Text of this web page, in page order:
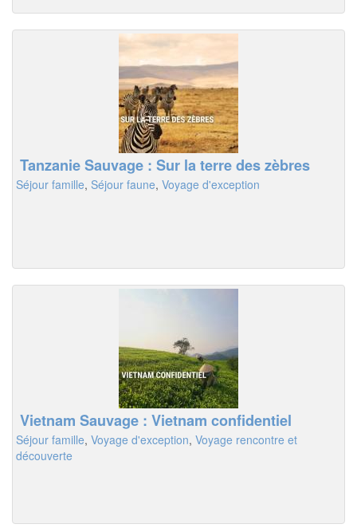
Tanzanie Sauvage : Sur la terre des zèbres
Séjour famille, Séjour faune, Voyage d'exception
Vietnam Sauvage : Vietnam confidentiel
Séjour famille, Voyage d'exception, Voyage rencontre et
découverte